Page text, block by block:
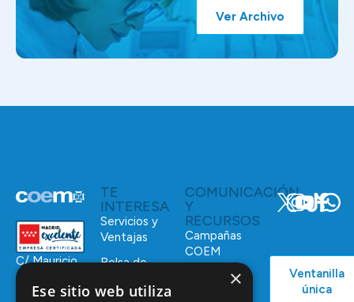
Ver Archivo
C/ Mauricio
Legendre,
TE
INTERESA
Servicios y
Ventajas
Bolsa de
COMUNICACIÓN
Y
RECURSOS
Campañas
COEM
Ventanilla
única
×
Ese sitio web utiliza